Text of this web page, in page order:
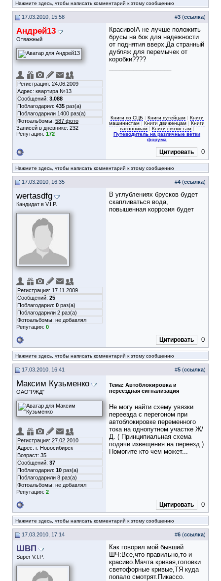
Нажмите здесь, чтобы написать комментарий к этому сообщению
17.03.2010, 15:58 #3 (ссылка)
Андрей13
Отважный
Регистрация: 24.06.2009
Адрес: квартира №13
Сообщений: 3,088
Поблагодарил: 435 раз(а)
Поблагодарили 1400 раз(а)
Фотоальбомы: 587 фото
Записей в дневнике: 232
Репутация: 172
Красиво!А не лучше положить
брусы на бок для надежности
от поднятия вверх.Да странный
дубляж для перемычек от
коробки????
Книги по СЦБ | Книги путейцам| Книги
машинистам | Книги движенцам | Книги
вагонникам| Книги связистам|
Путеводитель на различные ветки
форума
Цитировать 0
Нажмите здесь, чтобы написать комментарий к этому сообщению
17.03.2010, 16:35 #4 (ссылка)
wertasdfg
Кандидат в V.I.P.
Регистрация: 17.11.2009
Сообщений: 25
Поблагодарил: 0 раз(а)
Поблагодарили 2 раз(а)
Фотоальбомы: не добавлял
Репутация: 0
В углублениях брусков будет
скапливаться вода,
повышенная коррозия будет
Цитировать 0
Нажмите здесь, чтобы написать комментарий к этому сообщению
17.03.2010, 16:41 #5 (ссылка)
Максим Кузьменко
ОАО"РЖД"
Регистрация: 27.02.2010
Адрес: г. Новосибирск
Возраст: 35
Сообщений: 37
Поблагодарил: 10 раз(а)
Поблагодарили 8 раз(а)
Фотоальбомы: не добавлял
Репутация: 2
Тема: Автоблокировка и
переездная сигнализация
Не могу найти схему увязки
переезда с перегоном при
автоблокировке переменного
тока на однопутном участке Ж/
Д. ( Принципиальная схема
подачи извещения на переезд )
Помогите кто чем может...
Цитировать 0
Нажмите здесь, чтобы написать комментарий к этому сообщению
17.03.2010, 17:14 #6 (ссылка)
ШВП
Super V.I.P.
Как говорил мой бывший
ШЧ:Все,что правильно,то и
красиво.Мачта кривая,головки
светофорные кривые,ТЯ куда
попало смотрят.Пикассо.